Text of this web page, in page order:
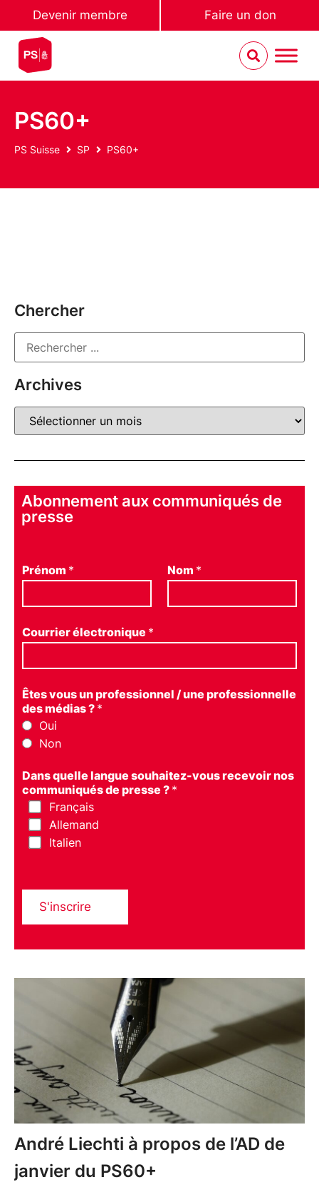
Devenir membre Faire un don
PS60+
PS Suisse SP PS60+
Chercher
Archives
Abonnement aux communiqués de
presse
Prénom * Nom *
Courrier électronique *
Êtes vous un professionnel / une professionnelle
des médias ? *
Oui
Non
Dans quelle langue souhaitez-vous recevoir nos
communiqués de presse ? *
Français
Allemand
Italien
S'inscrire
André Liechti à propos de l’AD de
janvier du PS60+